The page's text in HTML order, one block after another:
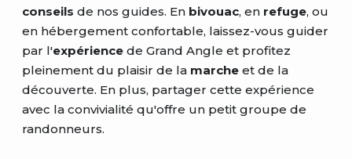
conseils de nos guides. En bivouac, en refuge, ou
en hébergement confortable, laissez-vous guider
par l'expérience de Grand Angle et profitez
pleinement du plaisir de la marche et de la
découverte. En plus, partager cette expérience
avec la convivialité qu'offre un petit groupe de
randonneurs.